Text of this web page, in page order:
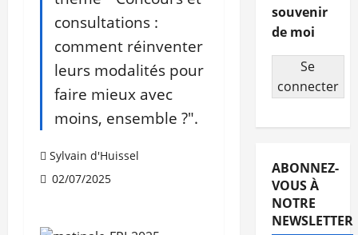
consultations :
comment réinventer
leurs modalités pour
faire mieux avec
moins, ensemble ?".
Sylvain d'Huissel
02/07/2025
souvenir
de moi
Se
connecter
ABONNEZ-
VOUS À
NOTRE
NEWSLETTER